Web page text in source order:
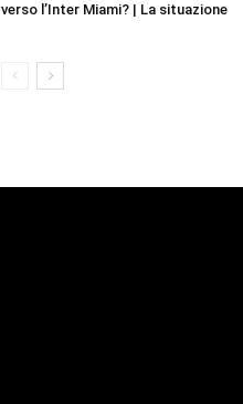
verso l’Inter Miami? | La situazione